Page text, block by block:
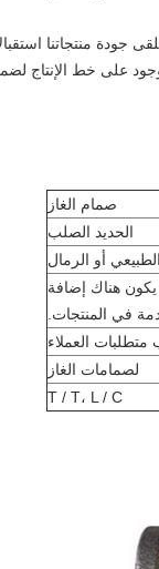
جودة منتجاتنا
على خط الإنتاج
صمام الغاز
الحديد الصلب
أو الرمال
هناك إضافة
في المنتجات.
العملاء
لصمامات الغاز
T / T، L / C